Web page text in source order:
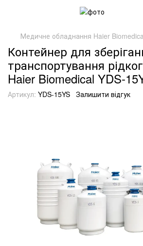
Медичне обладнання Haier
Контейнер для
транспортування
Haier Biomedical YDS-
Артикул: YDS-15YS Залишити відгук